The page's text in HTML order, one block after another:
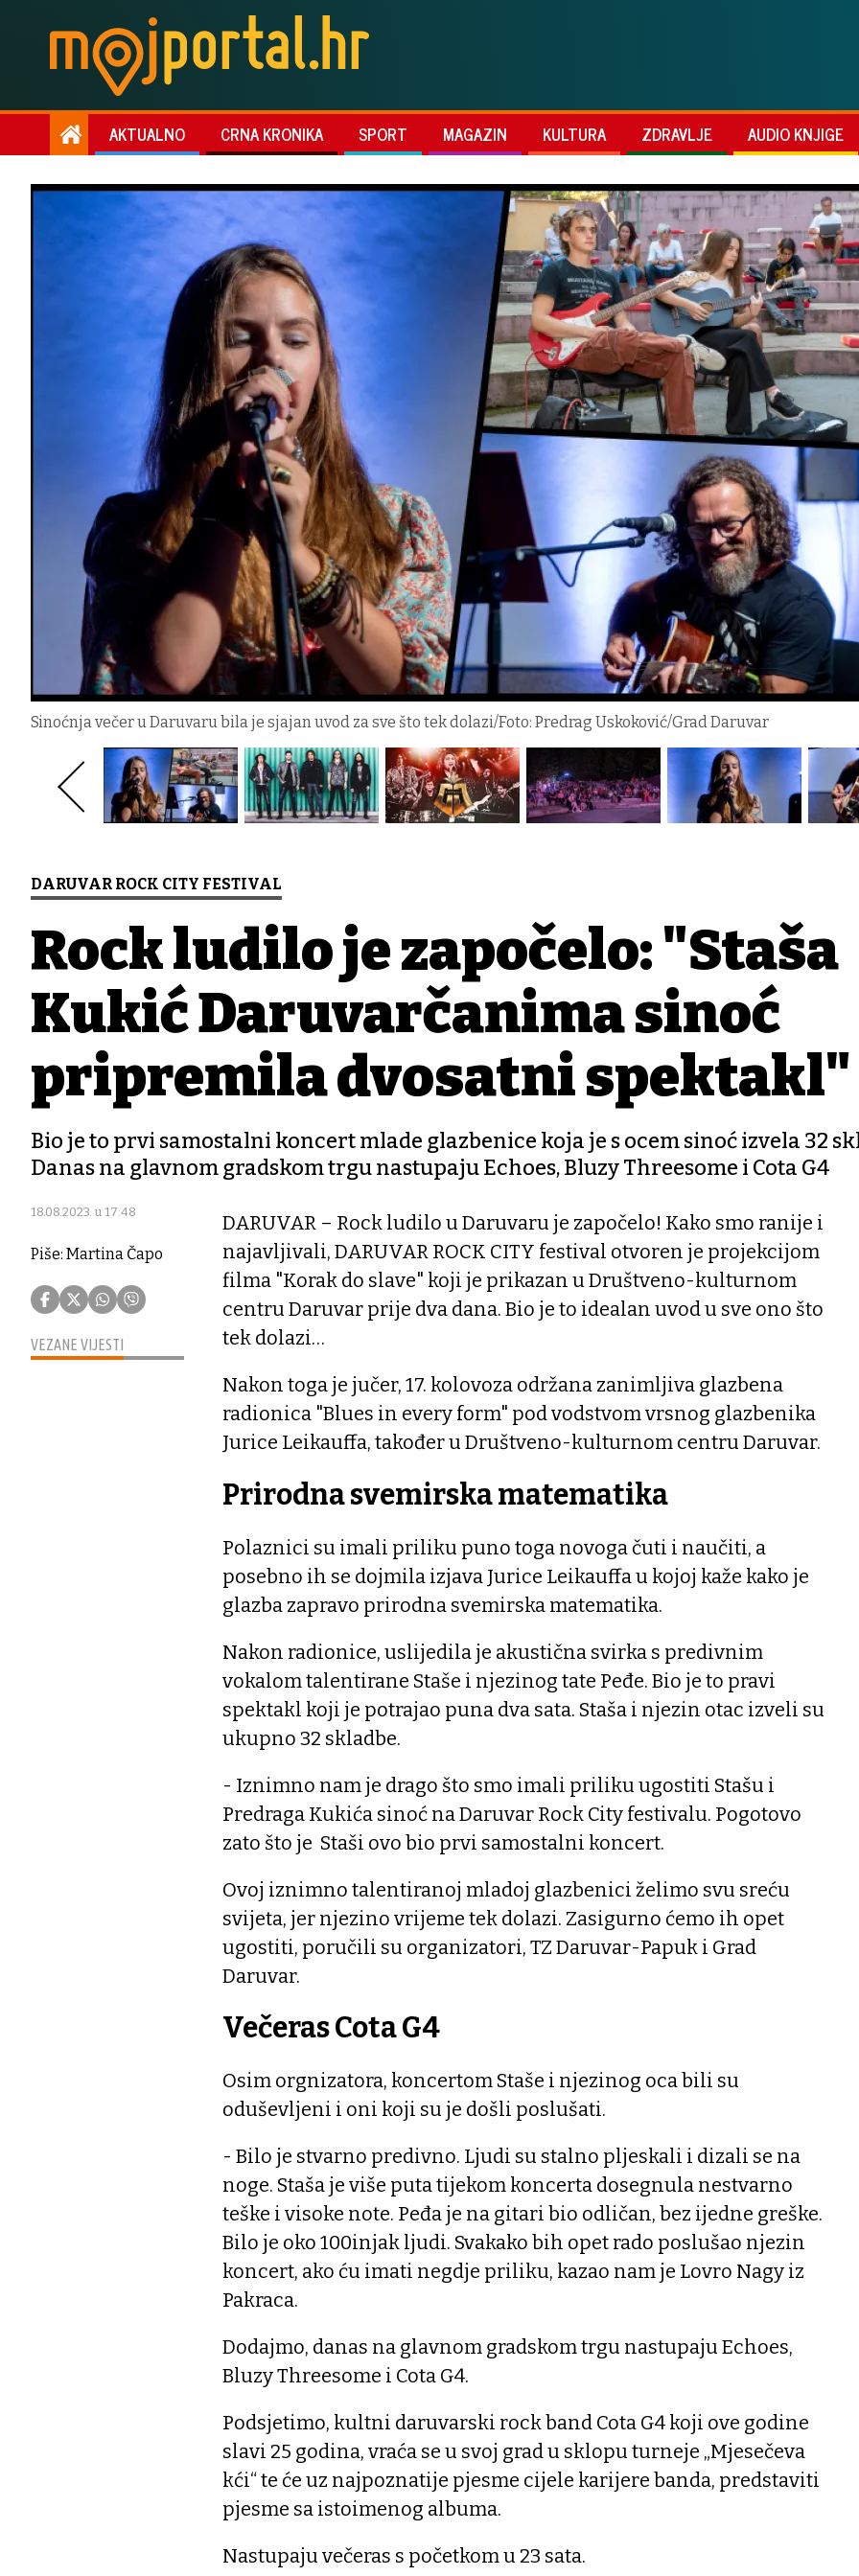
AKTUALNO CRNA KRONIKA SPORT MAGAZIN KULTURA ZDRAVLJE AUDIO KNJIGE
Sinoćnja večer u Daruvaru bila je sjajan uvod za sve što tek dolazi/Foto: Predrag Uskoković/Grad Daruvar
DARUVAR ROCK CITY FESTIVAL
Rock ludilo je započelo: "Staša
Kukić Daruvarčanima sinoć
pripremila dvosatni spektakl"
Bio je to prvi samostalni koncert mlade glazbenice koja je s ocem sinoć izvela 32
Danas na glavnom gradskom trgu nastupaju Echoes, Bluzy Threesome i Cota G4
18.08.2023. u 17:48
Piše: Martina Čapo
VEZANE VIJESTI
DARUVAR – Rock ludilo u Daruvaru je započelo! Kako smo ranije i
najavljivali, DARUVAR ROCK CITY festival otvoren je projekcijom
filma "Korak do slave" koji je prikazan u Društveno-kulturnom
centru Daruvar prije dva dana. Bio je to idealan uvod u sve ono što
tek dolazi…
Nakon toga je jučer, 17. kolovoza održana zanimljiva glazbena
radionica "Blues in every form" pod vodstvom vrsnog glazbenika
Jurice Leikauffa, također u Društveno-kulturnom centru Daruvar.
Prirodna svemirska matematika
Polaznici su imali priliku puno toga novoga čuti i naučiti, a
posebno ih se dojmila izjava Jurice Leikauffa u kojoj kaže kako je
glazba zapravo prirodna svemirska matematika.
Nakon radionice, uslijedila je akustična svirka s predivnim
vokalom talentirane Staše i njezinog tate Peđe. Bio je to pravi
spektakl koji je potrajao puna dva sata. Staša i njezin otac izveli su
ukupno 32 skladbe.
- Iznimno nam je drago što smo imali priliku ugostiti Stašu i
Predraga Kukića sinoć na Daruvar Rock City festivalu. Pogotovo
zato što je Staši ovo bio prvi samostalni koncert.
Ovoj iznimno talentiranoj mladoj glazbenici želimo svu sreću
svijeta, jer njezino vrijeme tek dolazi. Zasigurno ćemo ih opet
ugostiti, poručili su organizatori, TZ Daruvar-Papuk i Grad
Daruvar.
Večeras Cota G4
Osim orgnizatora, koncertom Staše i njezinog oca bili su
oduševljeni i oni koji su je došli poslušati.
- Bilo je stvarno predivno. Ljudi su stalno pljeskali i dizali se na
noge. Staša je više puta tijekom koncerta dosegnula nestvarno
teške i visoke note. Peđa je na gitari bio odličan, bez ijedne greške.
Bilo je oko 100injak ljudi. Svakako bih opet rado poslušao njezin
koncert, ako ću imati negdje priliku, kazao nam je Lovro Nagy iz
Pakraca.
Dodajmo, danas na glavnom gradskom trgu nastupaju Echoes,
Bluzy Threesome i Cota G4.
Podsjetimo, kultni daruvarski rock band Cota G4 koji ove godine
slavi 25 godina, vraća se u svoj grad u sklopu turneje „Mjesečeva
kći“ te će uz najpoznatije pjesme cijele karijere banda, predstaviti
pjesme sa istoimenog albuma.
Nastupaju večeras s početkom u 23 sata.